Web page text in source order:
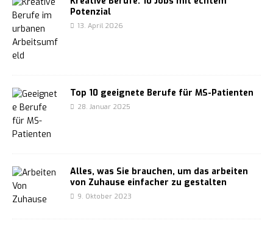
Potenzial
13. April 2026
Top 10 geeignete Berufe für MS-Patienten
28. Januar 2025
Alles, was Sie brauchen, um das arbeiten
von Zuhause einfacher zu gestalten
9. Oktober 2023